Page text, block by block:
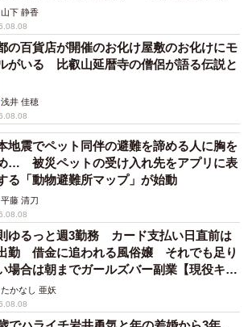
】
山下 静香
の百貨店が開催のお化け屋敷のお化けにモ
がいる 比叡山延暦寺の僧侶が語る伝説と
浅井 佳穂
地震でペット同伴の避難を諦める人に胸を
… 被災ペットの受け入れ先をアプリに表
る「動物避難所マップ」が始動
平藤 清刀
ゆるっと週3勤務 カード支払い日直前は
勤 借金に追われる風俗嬢 それでも足り
場合は朝までガールズバー副業【現役キャ
に取材】
たかなし 亜妖